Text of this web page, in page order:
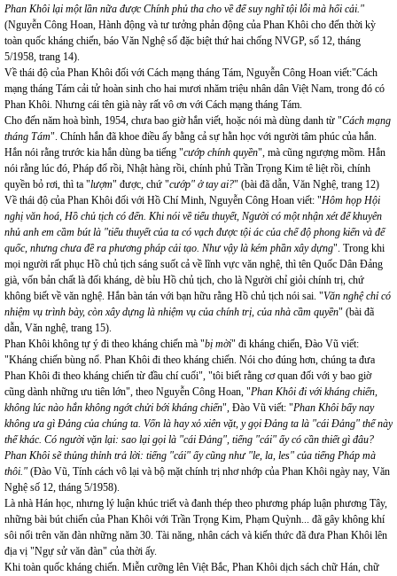
Phan Khôi lại một lần nữa được Chính phủ tha cho về để suy nghĩ tội lỗi mà hối cải."
(Nguyễn Công Hoan, Hành động và tư tưởng phản động của Phan Khôi cho đến thời kỳ
toàn quốc kháng chiến, báo Văn Nghệ số đặc biệt thứ hai chống NVGP, số 12, tháng
5/1958, trang 14).
Về thái độ của Phan Khôi đối với Cách mạng tháng Tám, Nguyễn Công Hoan viết:"Cách
mạng tháng Tám cải tử hoàn sinh cho hai mươi nhăm triệu nhân dân Việt Nam, trong đó có
Phan Khôi. Nhưng cái tên già này rất vô ơn với Cách mạng tháng Tám.
Cho đến năm hoà bình, 1954, chưa bao giờ hắn viết, hoặc nói mà dùng danh từ "Cách mạng
tháng Tám". Chính hắn đã khoe điều ấy bằng cả sự hằn học với người tâm phúc của hắn.
Hắn nói rằng trước kia hắn dùng ba tiếng "cướp chính quyền", mà cũng ngượng mồm. Hắn
nói rằng lúc đó, Pháp đổ rồi, Nhật hàng rồi, chính phủ Trần Trọng Kim tê liệt rồi, chính
quyền bỏ rơi, thì ta "lượm" được, chứ "cướp" ở tay ai?" (bài đã dẫn, Văn Nghệ, trang 12)
Về thái độ của Phan Khôi đối với Hồ Chí Minh, Nguyễn Công Hoan viết: "Hôm họp Hội
nghị văn hoá, Hồ chủ tịch có đến. Khi nói về tiểu thuyết, Người có một nhận xét để khuyên
nhủ anh em cầm bút là "tiểu thuyết của ta có vạch được tội ác của chế độ phong kiến và đế
quốc, nhưng chưa đề ra phương pháp cải tạo. Như vậy là kém phần xây dựng". Trong khi
mọi người rất phục Hồ chủ tịch sáng suốt cả về lĩnh vực văn nghệ, thì tên Quốc Dân Đảng
già, vốn bản chất là đối kháng, dè bỉu Hồ chủ tịch, cho là Người chỉ giỏi chính trị, chứ
không biết về văn nghệ. Hắn bàn tán với bạn hữu rằng Hồ chủ tịch nói sai. "Văn nghệ chỉ có
nhiệm vụ trình bày, còn xây dựng là nhiệm vụ của chính trị, của nhà cầm quyền" (bài đã
dẫn, Văn nghệ, trang 15).
Phan Khôi không tự ý đi theo kháng chiến mà "bị mời" đi kháng chiến, Đào Vũ viết:
"Kháng chiến bùng nổ. Phan Khôi đi theo kháng chiến. Nói cho đúng hơn, chúng ta đưa
Phan Khôi đi theo kháng chiến từ đầu chí cuối", "tôi biết rằng cơ quan đối với y bao giờ
cũng dành những ưu tiên lớn", theo Nguyễn Công Hoan, "Phan Khôi đi với kháng chiến,
không lúc nào hắn không ngớt chửi bới kháng chiến", Đào Vũ viết: "Phan Khôi bấy nay
không ưa gì Đảng của chúng ta. Vốn là hay xỏ xiên vặt, y gọi Đảng ta là "cái Đảng" thế này
thế khác. Có người vặn lại: sao lại gọi là "cái Đảng", tiếng "cái" ấy có cần thiết gì đâu?
Phan Khôi sẽ thủng thỉnh trả lời: tiếng "cái" ấy cũng như "le, la, les" của tiếng Pháp mà
thôi." (Đào Vũ, Tính cách vô lại và bộ mặt chính trị nhơ nhớp của Phan Khôi ngày nay, Văn
Nghệ số 12, tháng 5/1958).
Là nhà Hán học, nhưng lý luận khúc triết và đanh thép theo phương pháp luận phương Tây,
những bài bút chiến của Phan Khôi với Trần Trọng Kim, Phạm Quỳnh... đã gây không khí
sôi nổi trên văn đàn những năm 30. Tài năng, nhân cách và kiến thức đã đưa Phan Khôi lên
địa vị "Ngự sử văn đàn" của thời ấy.
Khi toàn quốc kháng chiến. Miễn cưỡng lên Việt Bắc, Phan Khôi dịch sách chữ Hán, chữ